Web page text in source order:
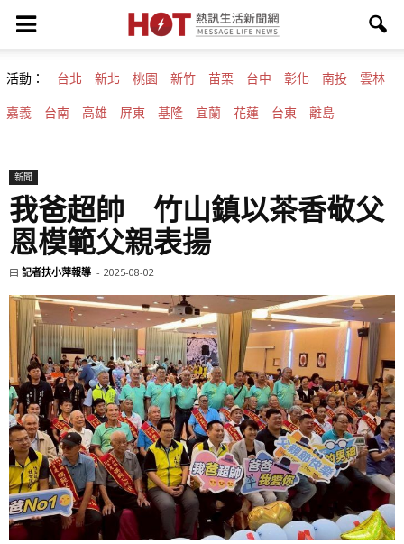
活動： 台北 新北 桃園 新竹 苗栗 台中 彰化 南投 雲林
嘉義 台南 高雄 屏東 基隆 宜蘭 花蓮 台東 離島
新聞
我爸超帥 竹山鎮以茶香敬父
恩模範父親表揚
由 記者扶小萍報導 - 2025-08-02